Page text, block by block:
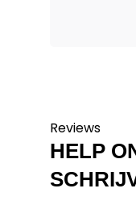
Reviews
HELP